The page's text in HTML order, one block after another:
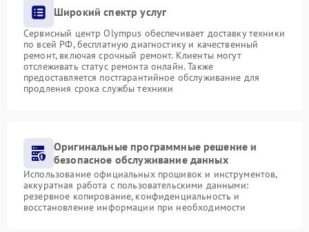
Широкий спектр услуг
Сервисный центр Olympus обеспечивает доставку техники
по всей РФ, бесплатную диагностику и качественный
ремонт, включая срочный ремонт. Клиенты могут
отслеживать статус ремонта онлайн. Также
предоставляется постгарантийное обслуживание для
продления срока службы техники
Оригинальные программные решение и
безопасное обслуживание данных
Использование официальных прошивок и инструментов,
аккуратная работа с пользовательскими данными:
резервное копирование, конфиденциальность и
восстановление информации при необходимости